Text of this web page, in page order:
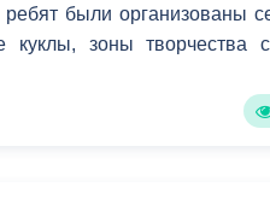
были организованы
куклы, зоны творчества